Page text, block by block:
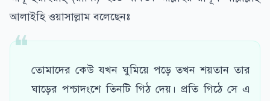
আলাইহি ওয়াসাল্লাম বলেছেনঃ
তোমাদের কেউ যখন ঘুমিয়ে পড়ে তখন শয়তান তার
ঘাড়ের পশ্চাদংশে তিনটি গিঠ দেয়। প্রতি গিঠে সে এ